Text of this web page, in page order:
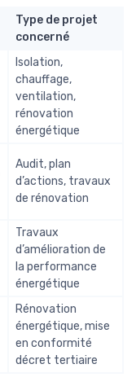
Type de projet
concerné
Isolation,
chauffage,
ventilation,
rénovation
énergétique
Audit, plan
d’actions, travaux
de rénovation
Travaux
d’amélioration de
la performance
énergétique
Rénovation
énergétique, mise
en conformité
décret tertiaire